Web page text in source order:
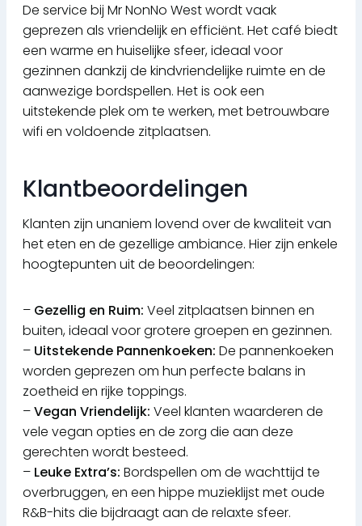
De service bij Mr NonNo West wordt vaak
geprezen als vriendelijk en efficiënt. Het café biedt
een warme en huiselijke sfeer, ideaal voor
gezinnen dankzij de kindvriendelijke ruimte en de
aanwezige bordspellen. Het is ook een
uitstekende plek om te werken, met betrouwbare
wifi en voldoende zitplaatsen.
Klantbeoordelingen
Klanten zijn unaniem lovend over de kwaliteit van
het eten en de gezellige ambiance. Hier zijn enkele
hoogtepunten uit de beoordelingen:
– Gezellig en Ruim: Veel zitplaatsen binnen en
buiten, ideaal voor grotere groepen en gezinnen.
– Uitstekende Pannenkoeken: De pannenkoeken
worden geprezen om hun perfecte balans in
zoetheid en rijke toppings.
–Vegan Vriendelijk: Veel klanten waarderen de
vele vegan opties en de zorg die aan deze
gerechten wordt besteed.
– Leuke Extra’s: Bordspellen om de wachttijd te
overbruggen, en een hippe muzieklijst met oude
R&B-hits die bijdraagt aan de relaxte sfeer.